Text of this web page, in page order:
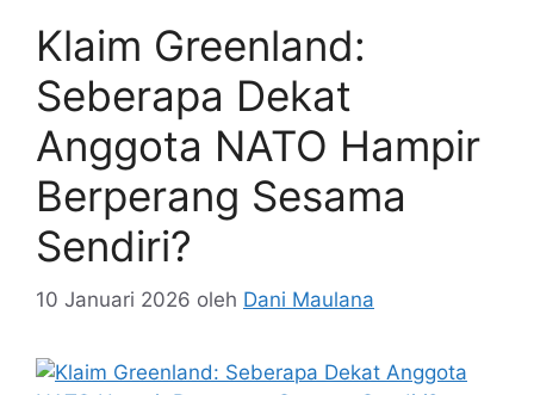
Klaim Greenland:
Seberapa Dekat
Anggota NATO Hampir
Berperang Sesama
Sendiri?
10 Januari 2026 oleh Dani Maulana